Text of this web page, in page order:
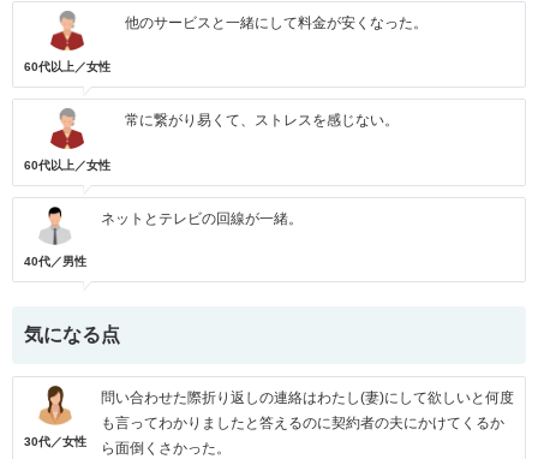
60代以上／女性
他のサービスと一緒にして料金が安くなった。
60代以上／女性
常に繋がり易くて、ストレスを感じない。
40代／男性
ネットとテレビの回線が一緒。
気になる点
30代／女性
問い合わせた際折り返しの連絡はわたし(妻)にして欲しいと何度
も言ってわかりましたと答えるのに契約者の夫にかけてくるか
ら面倒くさかった。